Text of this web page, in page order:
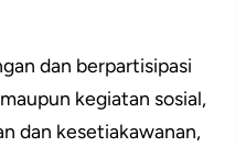
dan berpartisipasi
kegiatan sosial,
dan kesetiakawanan,